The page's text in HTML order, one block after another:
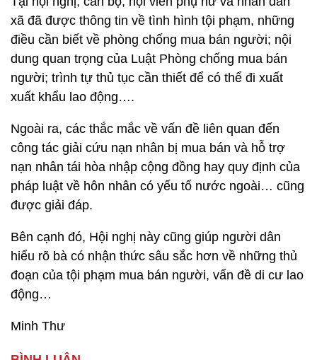
xã đã được thông tin về tình hình tội phạm, những
điều cần biết về phòng chống mua bán người; nội
dung quan trọng của Luật Phòng chống mua bán
người; trình tự thủ tục cần thiết để có thể đi xuất
xuất khẩu lao động….
Ngoài ra, các thắc mắc về vấn đề liên quan đến
công tác giải cứu nạn nhân bị mua bán và hỗ trợ
nạn nhân tái hòa nhập cộng đồng hay quy định của
pháp luật về hôn nhân có yếu tố nước ngoài… cũng
được giải đáp.
Bên cạnh đó, Hội nghị này cũng giúp người dân
hiểu rõ bà có nhận thức sâu sắc hơn về những thủ
đoạn của tội phạm mua bán người, vấn đề di cư lao
động…
Minh Thư